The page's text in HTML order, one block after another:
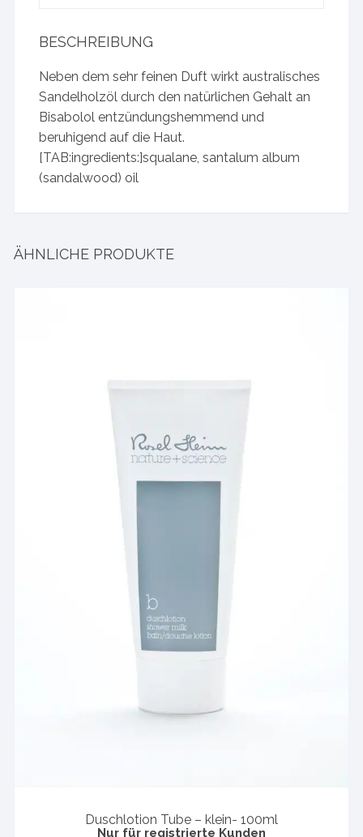
BESCHREIBUNG
Neben dem sehr feinen Duft wirkt australisches
Sandelholzöl durch den natürlichen Gehalt an
Bisabolol entzündungshemmend und
beruhigend auf die Haut.
[TAB:ingredients:]squalane, santalum album
(sandalwood) oil
ÄHNLICHE PRODUKTE
Duschlotion Tube – klein- 100ml
Nur für registrierte Kunden